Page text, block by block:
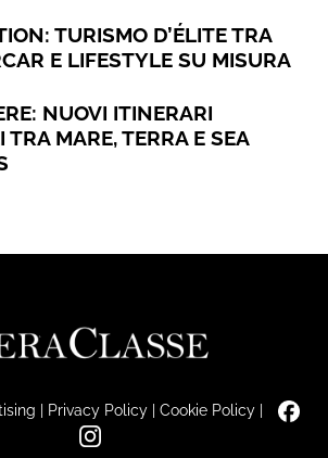
TURISMO D’ÉLITE TRA
E LIFESTYLE SU MISURA
NUOVI ITINERARI
TRA MARE, TERRA E SEA
| Privacy Policy| Cookie Policy|